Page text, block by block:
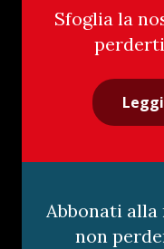
Sfoglia la
Abbonati
non